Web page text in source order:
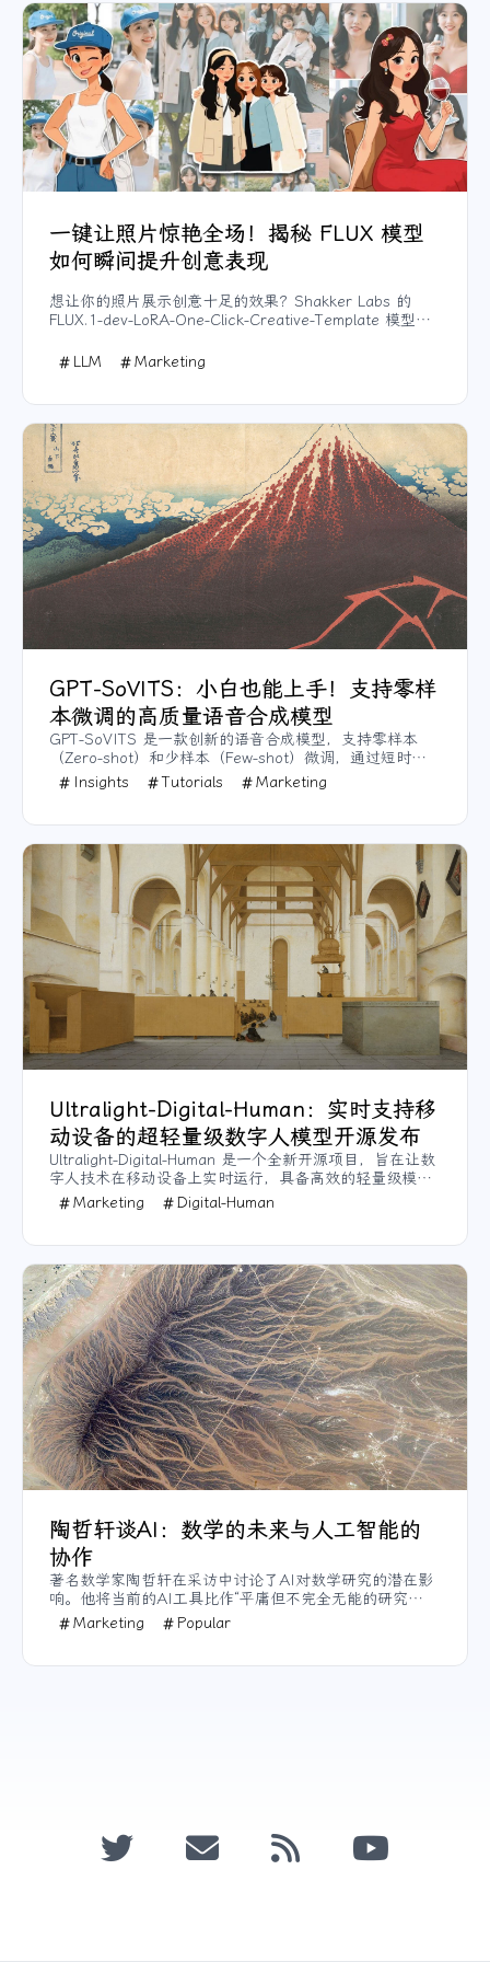
一键让照片惊艳全场！揭秘 FLUX 模型
如何瞬间提升创意表现
想让你的照片展示创意十足的效果？Shakker Labs 的
FLUX.1-dev-LoRA-One-Click-Creative-Template 模型让
格总结图。这种巧妙的对比让照片更具冲击力，适合晒
LLM Marketing
GPT-SoVITS：小白也能上手！支持零样
本微调的高质量语音合成模型
GPT-SoVITS 是一款创新的语音合成模型，支持零样本
（Zero-shot）和少样本（Few-shot）微调，通过短时间
语音样本即可生成高保真音频。该模型在多语言支持和音
色迁移上表现出色，特别适用于需要快速生成自然语音的
用 GPT-SoVITS 进行高效的语音合成。
Insights Tutorials Marketing
Ultralight-Digital-Human：实时支持移
动设备的超轻量级数字人模型开源发布
Ultralight-Digital-Human 是一个全新开源项目，旨在让数
字人技术在移动设备上实时运行，具备高效的轻量级模
型，能够满足社交、游戏和虚拟现实等多种应用需求。该
项目提供了详细的训练和推理步骤，支持 Wenet 和
也能流畅操作。创新之处在于实现了数字人效果在智能手
机上的普及性，并支持多平台和操作系统。项目已在
GitHub 上开源，方便开发者体验和定制。
Marketing Digital-Human
陶哲轩谈AI：数学的未来与人工智能的
协作
著名数学家陶哲轩在采访中讨论了AI对数学研究的潜在影
响。他将当前的AI工具比作“平庸但不完全无能的研究
生”，认为AI可以加速数学的“工业规模”发展，尤其在大规
模计算和验证方面。他指出，AI将是数学家的补充，而不
Marketing Popular